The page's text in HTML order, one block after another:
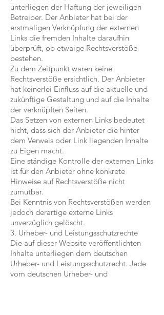
unterliegen der Haftung der jeweiligen
Betreiber. Der Anbieter hat bei der
erstmaligen Verknüpfung der externen
Links die fremden Inhalte daraufhin
überprüft, ob etwaige Rechtsverstöße
bestehen.
Zu dem Zeitpunkt waren keine
Rechtsverstöße ersichtlich. Der Anbieter
hat keinerlei Einfluss auf die aktuelle und
zukünftige Gestaltung und auf die Inhalte
der verknüpften Seiten.
Das Setzen von externen Links bedeutet
nicht, dass sich der Anbieter die hinter
dem Verweis oder Link liegenden Inhalte
zu Eigen macht.
Eine ständige Kontrolle der externen Links
ist für den Anbieter ohne konkrete
Hinweise auf Rechtsverstöße nicht
zumutbar.
Bei Kenntnis von Rechtsverstößen werden
jedoch derartige externe Links
unverzüglich gelöscht.
3. Urheber- und Leistungsschutzrechte
Die auf dieser Website veröffentlichten
Inhalte unterliegen dem deutschen
Urheber- und Leistungsschutzrecht. Jede
vom deutschen Urheber- und